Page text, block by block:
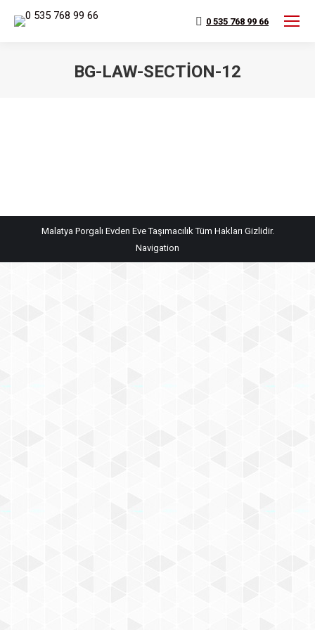
0 535 768 99 66
BG-LAW-SECTION-12
Malatya Porgalı Evden Eve Taşımacılık Tüm Hakları Gizlidir.
Navigation